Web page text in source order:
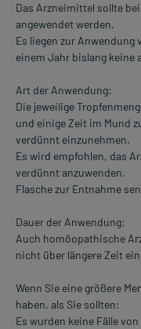
Das Arzneimittel sollte
angewendet werden.
Es liegen zur
einem Jahr bislang keine
Art der Anwendung:
Die jeweilige
und einige Zeit im Mund
verdünnt einzunehmen.
Es wird empfohlen, das
verdünnt anzuwenden.
Flasche zur Entnahme
Dauer der Anwendung:
Auch homöopathische
nicht über längere Zeit
Wenn Sie eine größere
haben, als Sie sollten:
Es wurden keine Fälle